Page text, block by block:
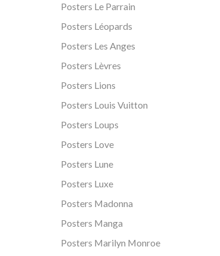
Posters Le Parrain
Posters Léopards
Posters Les Anges
Posters Lèvres
Posters Lions
Posters Louis Vuitton
Posters Loups
Posters Love
Posters Lune
Posters Luxe
Posters Madonna
Posters Manga
Posters Marilyn Monroe